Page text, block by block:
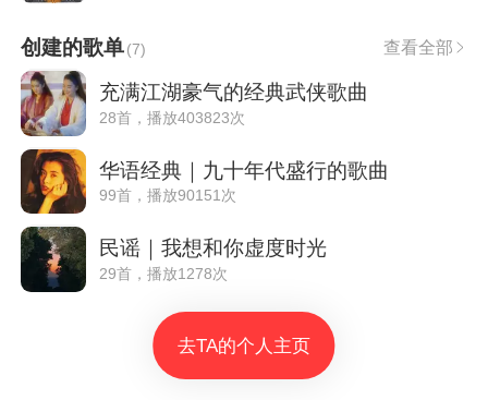
创建的歌单(7) 查看全部
充满江湖豪气的经典武侠歌曲
28首，播放403823次
华语经典｜九十年代盛行的歌曲
99首，播放90151次
民谣｜我想和你虚度时光
29首，播放1278次
去TA的个人主页